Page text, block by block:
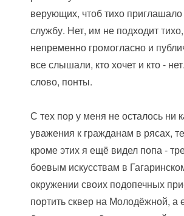
верующих, чтоб тихо
службу. Нет, им не подходит
непременно громогласно и
все слышали, кто хочет и кто -
слово, понты.
С тех пор у меня не осталось ни
уважения к гражданам в рясах,
кроме этих я ещё видел попа -
боевым искусствам в
окружении своих подопечных
портить сквер на Молодёжной, а